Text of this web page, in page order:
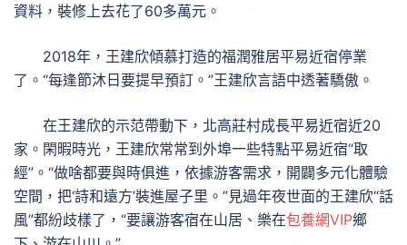
資料，裝修上去花了60多萬元。
2018年，王建欣傾慕打造的福潤雅居平易近宿停業
了。“每逢節沐日要提早預訂。”王建欣言語中透著驕傲。
在王建欣的示范帶動下，北高莊村成長平易近宿近20
家。閑暇時光，王建欣常常到外埠一些特點平易近宿“取
經”。“做啥都要與時俱進，依據游客需求，開闢多元化體驗
空間，把‘詩和遠方’裝進屋子里。”見過年夜世面的王建欣“話
風”都紛歧樣了，“要讓游客宿在山居、樂在包養網VIP鄉